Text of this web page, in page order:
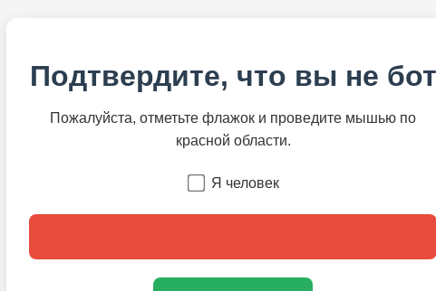
Подтвердите, что вы не бот
Пожалуйста, отметьте флажок и проведите мышью по
красной области.
Я человек